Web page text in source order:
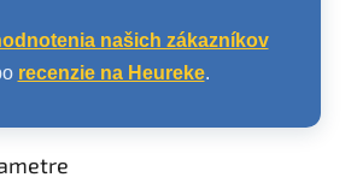
našich zákazníkov
recenzie na Heureke.